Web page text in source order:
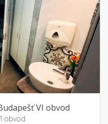
VI obvod
obvod